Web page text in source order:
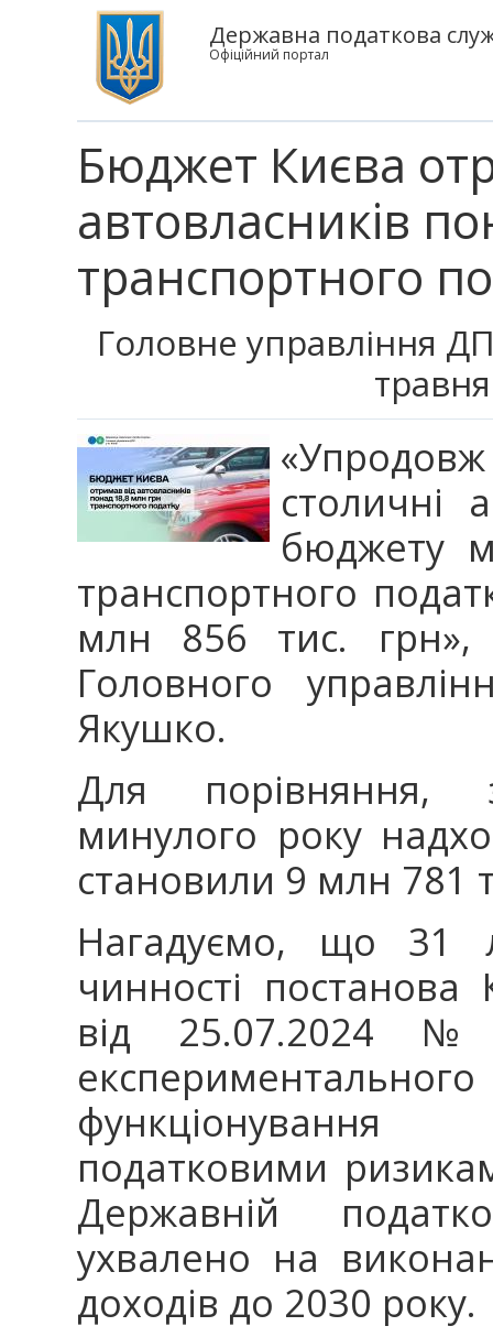
Державна податкова
Офіційний портал
Бюджет Києва
автовласників
транспортного
Головне управління
столичні
бюджету
транспортного
млн 856 тис. грн»,
Головного
Якушко.
Для порівняння,
минулого року
становили 9 млн 781
Нагадуємо, що 31
чинності постанова
від 25.07.2024
податковими
Державній
ухвалено на
доходів до 2030 року.